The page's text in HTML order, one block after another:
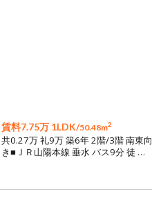
賃料7.75万 1LDK/50.48m2
共0.27万 礼9万 築6年 2階/3階 南東向
き■ＪＲ山陽本線 垂水 バス9分 徒 …